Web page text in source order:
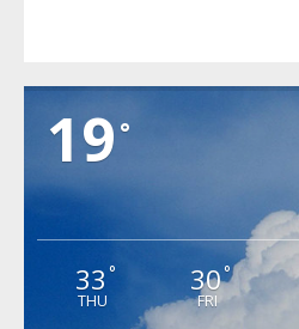
19 °
33 °
THU
30°
FRI